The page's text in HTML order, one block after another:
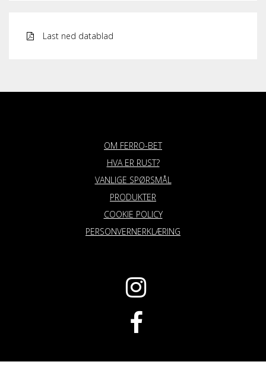
Last ned datablad
OM FERRO-BET
HVA ER RUST?
VANLIGE SPØRSMÅL
PRODUKTER
COOKIE POLICY
PERSONVERNERKLÆRING